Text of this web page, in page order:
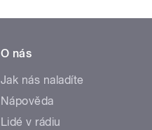
O nás
Jak nás naladíte
Nápověda
Lidé v rádiu